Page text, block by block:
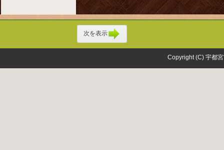
次を表示
Copyright (C) 宇都